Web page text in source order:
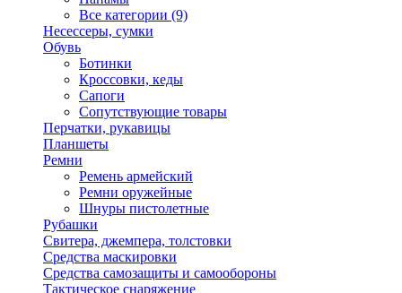
Все категории (9)
Несессеры, сумки
Обувь
Ботинки
Кроссовки, кеды
Сапоги
Сопутствующие товары
Перчатки, рукавицы
Планшеты
Ремни
Ремень армейский
Ремни оружейные
Шнуры пистолетные
Рубашки
Свитера, джемпера, толстовки
Средства маскировки
Средства самозащиты и самообороны
Тактическое снаряжение